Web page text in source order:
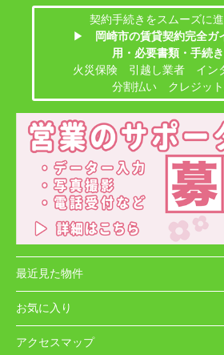
契約手続きをスムーズに
▶
岡崎市の賃貸契約完全ガ
用・必要書類・手続
火災保険 引越し業者 イン
分割払い クレジッ
最近見た物件
お気に入り
アクセスマップ